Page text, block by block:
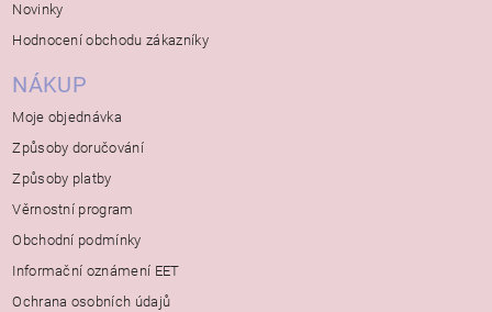
Novinky
Hodnocení obchodu zákazníky
NÁKUP
Moje objednávka
Způsoby doručování
Způsoby platby
Věrnostní program
Obchodní podmínky
Informační oznámení EET
Ochrana osobních údajů